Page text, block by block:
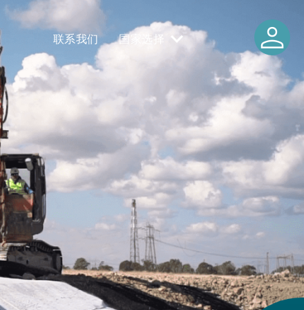
联系我们 国家选择 person